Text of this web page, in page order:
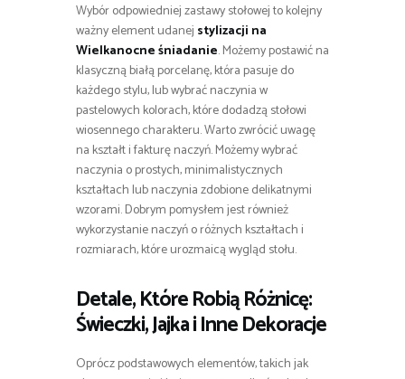
Wybór odpowiedniej zastawy stołowej to kolejny
ważny element udanej stylizacji na
Wielkanocne śniadanie. Możemy postawić na
klasyczną białą porcelanę, która pasuje do
każdego stylu, lub wybrać naczynia w
pastelowych kolorach, które dodadzą stołowi
wiosennego charakteru. Warto zwrócić uwagę
na kształt i fakturę naczyń. Możemy wybrać
naczynia o prostych, minimalistycznych
kształtach lub naczynia zdobione delikatnymi
wzorami. Dobrym pomysłem jest również
wykorzystanie naczyń o różnych kształtach i
rozmiarach, które urozmaicą wygląd stołu.
Detale, Które Robią Różnicę:
Świeczki, Jajka i Inne Dekoracje
Oprócz podstawowych elementów, takich jak